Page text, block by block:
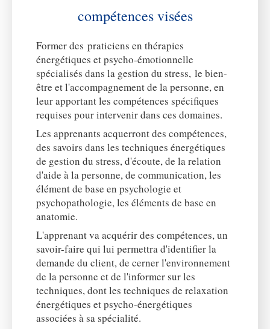
compétences visées
Former des praticiens en thérapies
énergétiques et psycho-émotionnelle
spécialisés dans la gestion du stress, le bien-
être et l'accompagnement de la personne, en
leur apportant les compétences spécifiques
requises pour intervenir dans ces domaines.
Les apprenants acquerront des compétences,
des savoirs dans les techniques énergétiques
de gestion du stress, d'écoute, de la relation
d'aide à la personne, de communication, les
élément de base en psychologie et
psychopathologie, les éléments de base en
anatomie.
L'apprenant va acquérir des compétences, un
savoir-faire qui lui permettra d'identifier la
demande du client, de cerner l'environnement
de la personne et de l'informer sur les
techniques, dont les techniques de relaxation
énergétiques et psycho-énergétiques
associées à sa spécialité.